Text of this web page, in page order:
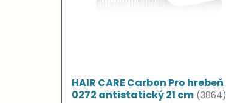
HAIR CARE Carbon Pro hrebeň
0272 antistatický 21 cm (3864)